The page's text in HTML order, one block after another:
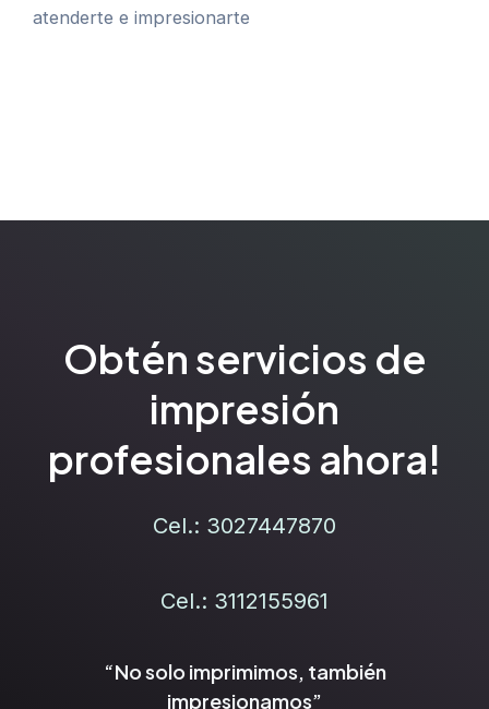
atenderte e impresionarte
Obtén servicios de
impresión
profesionales ahora!
Cel.: 3027447870
Cel.: 3112155961
“No solo imprimimos, también
impresionamos”